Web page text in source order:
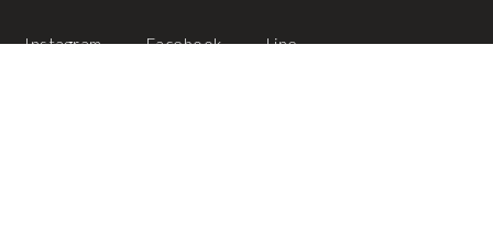
Instagram Facebook Line